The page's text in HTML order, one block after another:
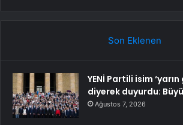
Son Eklenen
YENİ Partili isim
diyerek duyurdu:
Ağustos 7, 2026